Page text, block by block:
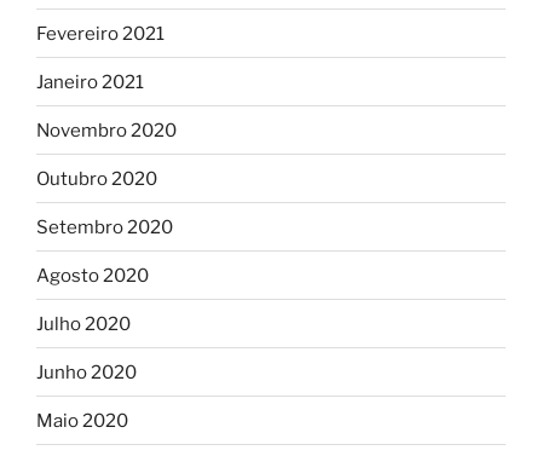
Fevereiro 2021
Janeiro 2021
Novembro 2020
Outubro 2020
Setembro 2020
Agosto 2020
Julho 2020
Junho 2020
Maio 2020